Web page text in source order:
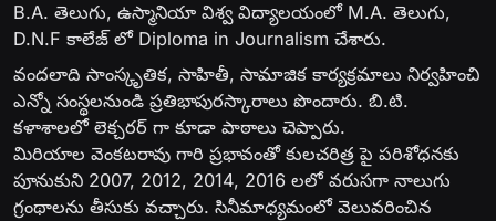
B.A. తెలుగు, ఉస్మానియా విశ్వ విద్యాలయంలో M.A. తెలుగు,
D.N.F కాలేజ్ లో Diploma in Journalism చేశారు.
వందలాది సాంస్కృతిక, సాహితీ, సామాజిక కార్యక్రమాలు నిర్వహించి
ఎన్నో సంస్థలనుండి ప్రతిభాపురస్కారాలు పొందారు. బి.టి.
కళాశాలలో లెక్చరర్ గా కూడా పాఠాలు చెప్పారు.
మిరియాల వెంకటరావు గారి ప్రభావంతో కులచరిత్ర పై పరిశోధనకు
పూనుకుని 2007, 2012, 2014, 2016 లలో వరుసగా నాలుగు
గ్రంథాలను తీసుకు వచ్చారు. సినీమాధ్యమంలో వెలువరించిన